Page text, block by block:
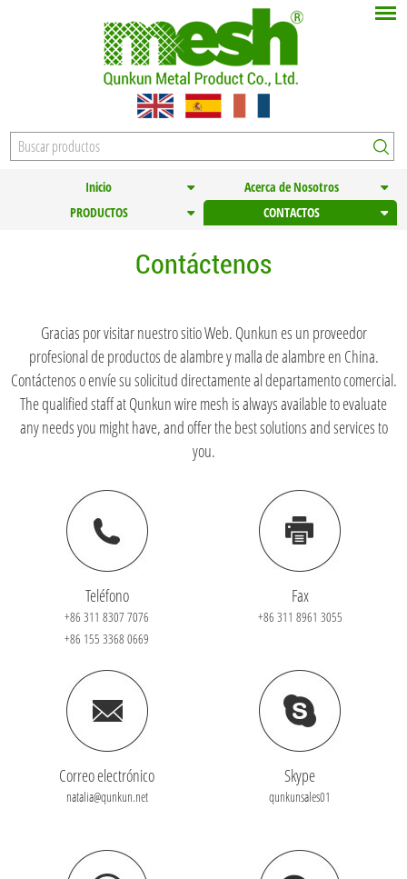
Inicio
Acerca de Nosotros
PRODUCTOS
CONTACTOS
Contáctenos
Gracias por visitar nuestro sitio Web. Qunkun es un proveedor
profesional de productos de alambre y malla de alambre en China.
Contáctenos o envíe su solicitud directamente al departamento comercial.
The qualified staff at Qunkun wire mesh is always available to evaluate
any needs you might have, and offer the best solutions and services to
you.
Teléfono
+86 311 8307 7076
+86 155 3368 0669
Fax
+86 311 8961 3055
Correo electrónico
natalia@qunkun.net
Skype
qunkunsales01